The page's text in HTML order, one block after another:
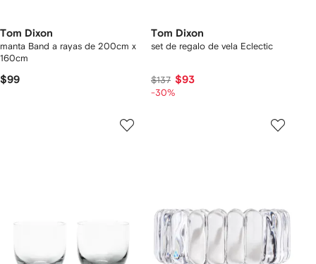
Tom Dixon
manta Band a rayas de 200cm x
160cm
$99
Tom Dixon
set de regalo de vela Eclectic
$137 $93
-30%